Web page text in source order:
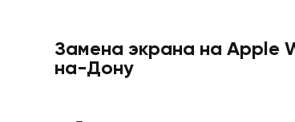
Замена экрана на Apple
на-Дону